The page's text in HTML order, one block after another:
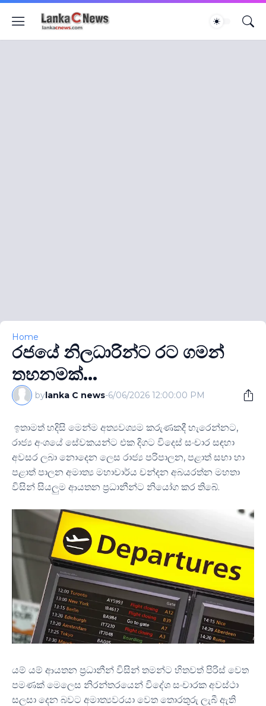
Home
රජයේ නිලධාරින්ට රට ගමන්
තහනමක්...
bylanka C news-6/06/2026 12:00:00 PM
ඉතාමත් හදිසි මෙන්ම අත්‍යවශ්‍යම කරුණකදී හැරෙන්නට,
රාජ්‍ය අංශයේ සේවකයන්ට එක දිගට විදෙස් සංචාර සඳහා
අවසර ලබා නොදෙන ලෙස රාජ්‍ය පරිපාලන, පළාත් සභා හා
පළාත් පාලන අමාත්‍ය මහාචාර්ය චන්දන අබයරත්න මහතා
විසින් සියලුම ආයතන ප්‍රධානීන්ට නියෝග කර තිබේ.
යම් යම් ආයතන ප්‍රධානීන් විසින් තමන්ට හිතවත් පිරිස් වෙත
පමණක් මෙලෙස නිරන්තරයෙන් විදේශ සංචාරක අවස්ථා
සලසා දෙන බවට අමාත්‍යවරයා වෙත තොරතුරු ලැබී ඇති